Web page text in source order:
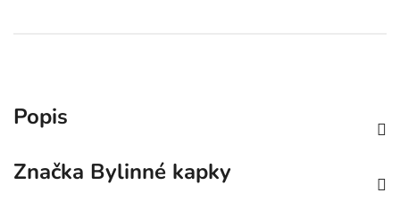
Popis
Značka Bylinné kapky